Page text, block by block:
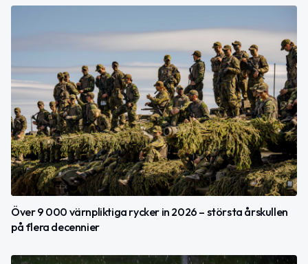
Över 9 000 värnpliktiga rycker in 2026 – största årskullen
på flera decennier